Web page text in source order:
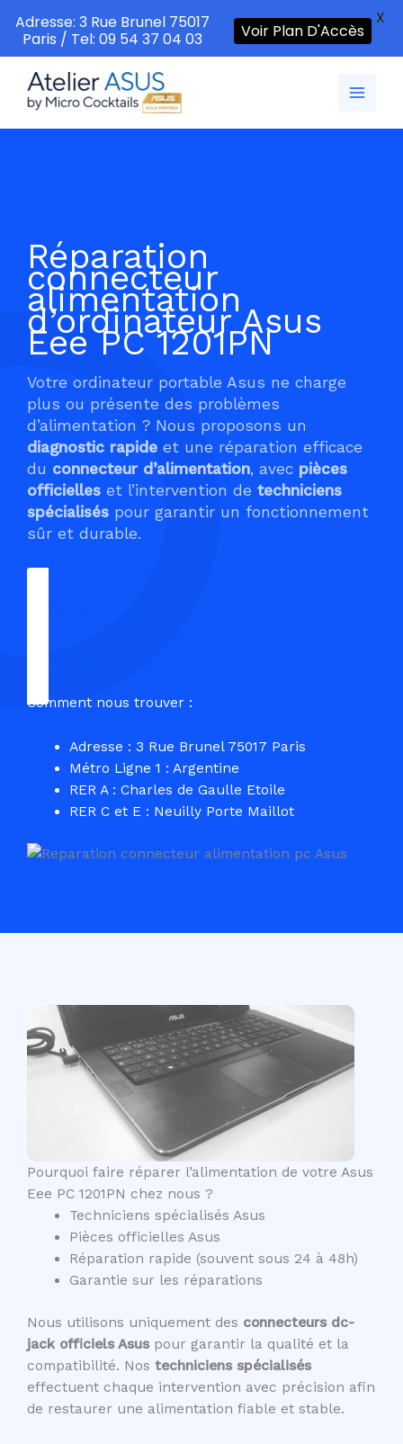
contenu
Réparation
connecteur
alimentation
d’ordinateur Asus
Eee PC 1201PN
Votre ordinateur portable Asus ne charge
plus ou présente des problèmes
d’alimentation ? Nous proposons un
diagnostic rapide et une réparation efficace
du connecteur d’alimentation, avec pièces
officielles et l’intervention de techniciens
spécialisés pour garantir un fonctionnement
sûr et durable.
Comment nous trouver :
Adresse : 3 Rue Brunel 75017 Paris
Métro Ligne 1 : Argentine
RER A : Charles de Gaulle Etoile
RER C et E : Neuilly Porte Maillot
Pourquoi faire réparer l’alimentation de votre Asus
Eee PC 1201PN chez nous ?
Techniciens spécialisés Asus
Pièces officielles Asus
Réparation rapide (souvent sous 24 à 48h)
Garantie sur les réparations
Nous utilisons uniquement des connecteurs dc-
jack officiels Asuspour garantir la qualité et la
compatibilité. Nos techniciens spécialisés
effectuent chaque intervention avec précision afin
de restaurer une alimentation fiable et stable.
Adresse: 3 Rue Brunel 75017
Paris / Tel: 09 54 37 04 03
Voir Plan D'Accès
X